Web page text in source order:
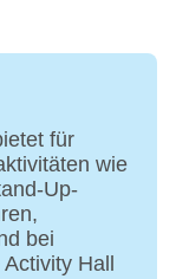
Gebühr,
230
für
wie
Up-
bei
Hall